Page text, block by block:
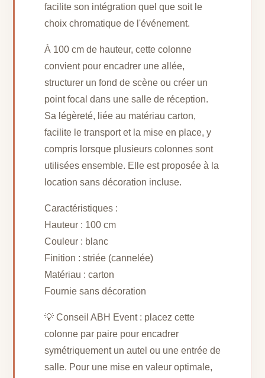
facilite son intégration quel que soit le
choix chromatique de l'événement.
À 100 cm de hauteur, cette colonne
convient pour encadrer une allée,
structurer un fond de scène ou créer un
point focal dans une salle de réception.
Sa légèreté, liée au matériau carton,
facilite le transport et la mise en place, y
compris lorsque plusieurs colonnes sont
utilisées ensemble. Elle est proposée à la
location sans décoration incluse.
Caractéristiques :
Hauteur : 100 cm
Couleur : blanc
Finition : striée (cannelée)
Matériau : carton
Fournie sans décoration
💡 Conseil ABH Event : placez cette
colonne par paire pour encadrer
symétriquement un autel ou une entrée de
salle. Pour une mise en valeur optimale,